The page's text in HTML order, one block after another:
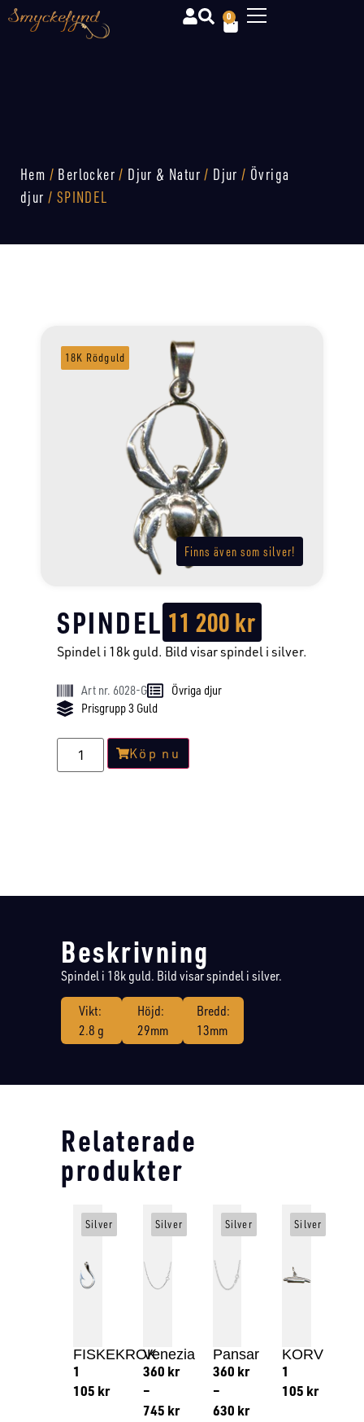
0
Hem / Berlocker / Djur & Natur / Djur / Övriga
djur / SPINDEL
Finns även som silver!
18K Rödguld
SPINDEL 11 200kr
Spindel i 18k guld. Bild visar spindel i silver.
Art nr. 6028-G
Övriga djur
Prisgrupp 3 Guld
Köp nu
Beskrivning
Spindel i 18k guld. Bild visar spindel i silver.
Vikt:
2.8 g
Höjd:
29mm
Bredd:
13mm
Relaterade
produkter
FISKEKROK
1
105 kr
Silver
Venezia
360 kr
–
745 kr
Silver
Pansar
360 kr
–
630 kr
Silver
KORV
1
105 kr
Silver